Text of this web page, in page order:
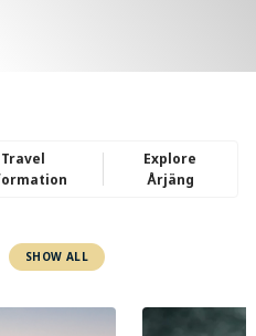
Travel
Explore
Årjäng
SHOW ALL